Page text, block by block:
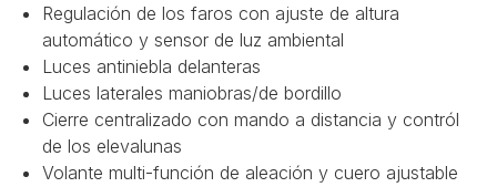
Regulación de los faros con ajuste de altura
automático y sensor de luz ambiental
Luces antiniebla delanteras
Luces laterales maniobras/de bordillo
Cierre centralizado con mando a distancia y contról
de los elevalunas
Volante multi-función de aleación y cuero ajustable